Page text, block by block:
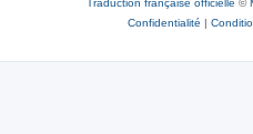
Confidentialité |